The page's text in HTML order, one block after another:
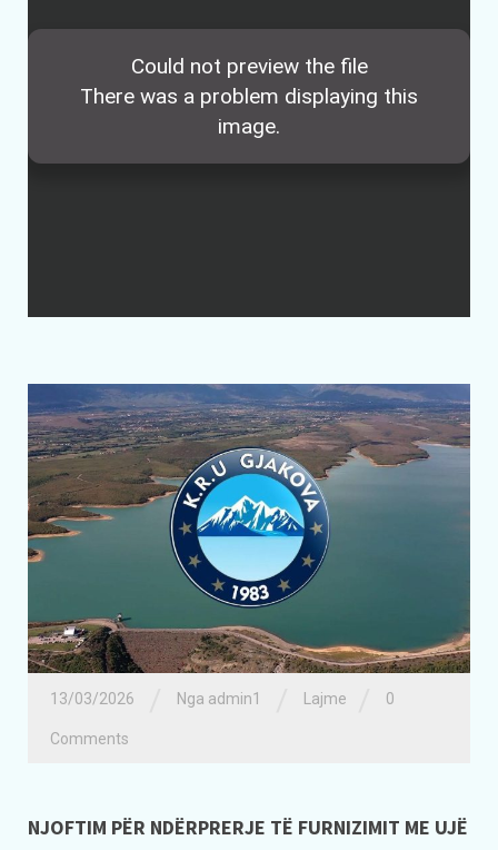
13/03/2026 Nga admin1 Lajme 0
Comments
NJOFTIM PËR NDËRPRERJE TË FURNIZIMIT ME UJË